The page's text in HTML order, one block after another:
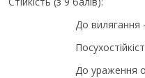
До вилягання
До ураження